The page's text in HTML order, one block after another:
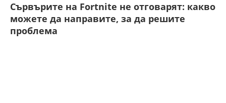
Сървърите на Fortnite не отговарят: какво
можете да направите, за да решите
проблема